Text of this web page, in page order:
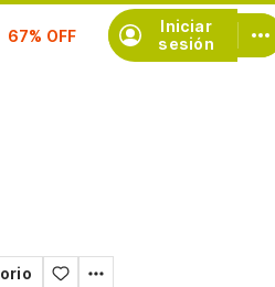
Iniciar
sesión